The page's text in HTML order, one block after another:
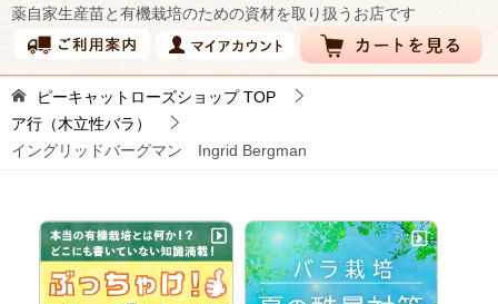
薬自家生産苗と有機栽培のための資材を取り扱うお店です
ピーキャットローズショップTOP
ア行（木立性バラ）
イングリッドバーグマン Ingrid Bergman